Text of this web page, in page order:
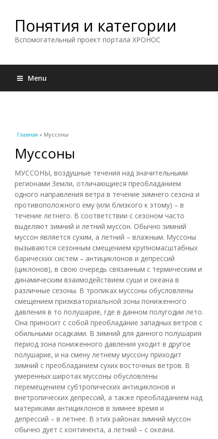
Понятия и категории
Вспомогательный проект портала ХРОНОС
Menu
Вы здесь
Главная » Муссоны
Муссоны
МУССОНЫ, воздушные течения над значительными
регионами Земли, отличающиеся преобладанием
одного направления ветра в течение зимнего сезона и
противоположного ему (или близкого к этому) – в
течение летнего. В соответствии с сезоном часто
выделяют зимний и летний муссон. Обычно зимний
муссон является сухим, а летний – влажным. Муссоны
вызываются сезонным смещением крупномасштабных
барических систем – антициклонов и депрессий
(циклонов), в свою очередь связанным с термическим и
динамическим взаимодействием суши и океана в
различные сезоны. В тропиках муссоны обусловлены
смещением приэкваториальной зоны пониженного
давления в то полушарие, где в данном полугодии лето.
Она приносит с собой преобладание западных ветров с
обильными осадками. В зимний для данного полушария
период зона пониженного давления уходит в другое
полушарие, и на смену летнему муссону приходит
зимний с преобладанием сухих восточных ветров. В
умеренных широтах муссоны обусловлены
перемещением субтропических антициклонов и
внетропических депрессий, а также преобладанием над
материками антициклонов в зимнее время и
депрессий – в летнее. В этих районах зимний муссон
обычно дует с континента, а летний – с океана.